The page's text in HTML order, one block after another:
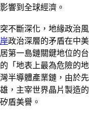
響到全球經濟。
不斷深化，地緣政治風
政治深層的矛盾在中美
第一島鏈關鍵地位的台
「地表上最為危險的地
半導體產業鏈，由於先
，主宰世界晶片製造的
盾美譽。